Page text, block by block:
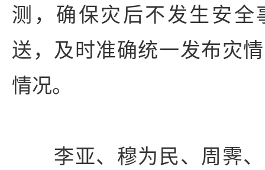
测，确保灾后不发生安全
送，及时准确统一发布灾
情况。
李亚、穆为民、周霁、